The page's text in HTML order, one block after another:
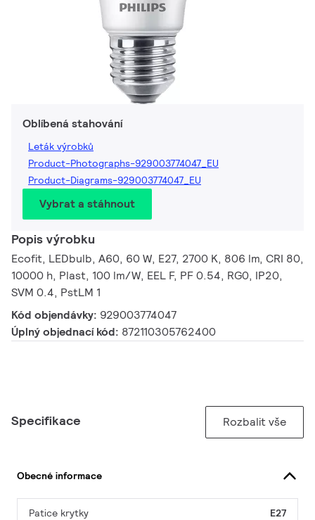
Oblíbená stahování
Leták výrobků
Product-Photographs-929003774047_EU
Product-Diagrams-929003774047_EU
Vybrat a stáhnout
Popis výrobku
Ecofit, LEDbulb, A60, 60 W, E27, 2700 K, 806 lm, CRI 80,
10000 h, Plast, 100 lm/W, EEL F, PF 0.54, RG0, IP20,
SVM 0.4, PstLM 1
Kód objendávky: 929003774047
Úplný objednací kód: 872110305762400
Specifikace Rozbalit vše
Obecné informace
Patice krytky E27